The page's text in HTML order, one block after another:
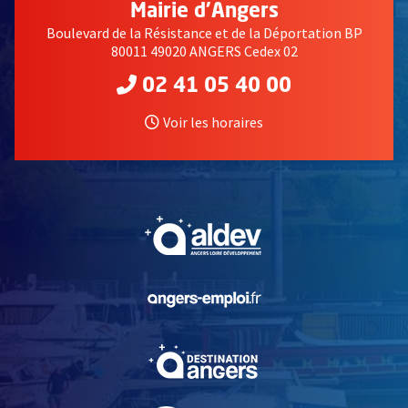
Mairie d'Angers
Boulevard de la Résistance et de la Déportation BP
80011 49020 ANGERS Cedex 02
02 41 05 40 00
Voir les horaires
, Ouvre une nouvelle